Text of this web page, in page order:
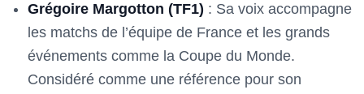
Grégoire Margotton (TF1) : Sa voix accompagne
les matchs de l’équipe de France et les grands
événements comme la Coupe du Monde.
Considéré comme une référence pour son